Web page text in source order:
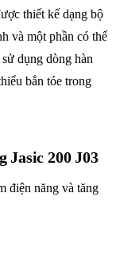
thiết kế dạng bộ
và một phần có thể
dụng dòng hàn
bắn tóe trong
Jasic 200 J03
điện năng và tăng